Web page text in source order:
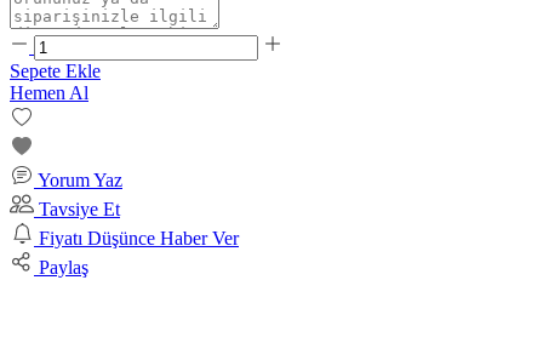
Sepete Ekle
Hemen Al
Yorum Yaz
Tavsiye Et
Fiyatı Düşünce Haber Ver
Paylaş